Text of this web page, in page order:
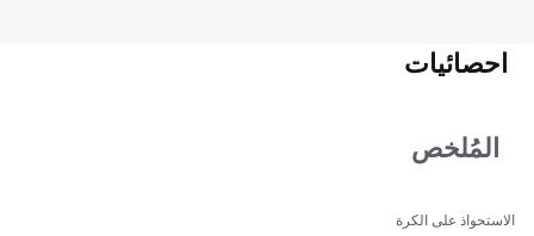
احصائيات
المُلخص
الاستحواذ على الكرة